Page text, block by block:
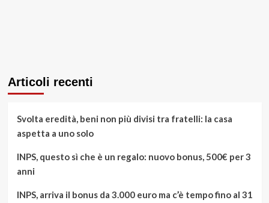
Articoli recenti
Svolta eredità, beni non più divisi tra fratelli: la casa
aspetta a uno solo
INPS, questo sì che è un regalo: nuovo bonus, 500€ per 3
anni
INPS, arriva il bonus da 3.000 euro ma c’è tempo fino al 31